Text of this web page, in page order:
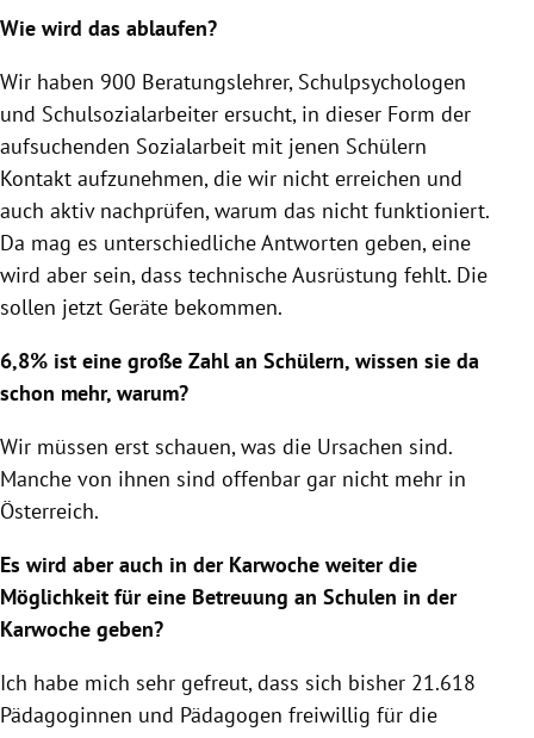
Wie wird das ablaufen?
Wir haben 900 Beratungslehrer, Schulpsychologen
und Schulsozialarbeiter ersucht, in dieser Form der
aufsuchenden Sozialarbeit mit jenen Schülern
Kontakt aufzunehmen, die wir nicht erreichen und
auch aktiv nachprüfen, warum das nicht funktioniert.
Da mag es unterschiedliche Antworten geben, eine
wird aber sein, dass technische Ausrüstung fehlt. Die
sollen jetzt Geräte bekommen.
6,8% ist eine große Zahl an Schülern, wissen sie da
schon mehr, warum?
Wir müssen erst schauen, was die Ursachen sind.
Manche von ihnen sind offenbar gar nicht mehr in
Österreich.
Es wird aber auch in der Karwoche weiter die
Möglichkeit für eine Betreuung an Schulen in der
Karwoche geben?
Ich habe mich sehr gefreut, dass sich bisher 21.618
Pädagoginnen und Pädagogen freiwillig für die